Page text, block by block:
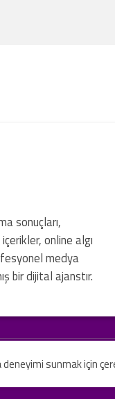
sonuçları,
online algı
medya
bir dijital ajanstır.
hiçbiri resmi
tavsiye olarak
sunmak için